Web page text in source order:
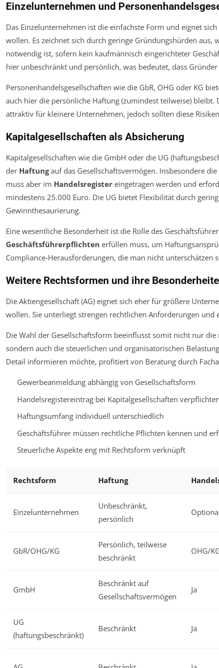
Einzelunternehmen und
Das Einzelunternehmen ist die einfachste Form und eignet
wollen. Es zeichnet sich durch geringe Gründungshürden aus,
notwendig ist, sofern kein kaufmännisch eingerichteter
hier unbeschränkt und persönlich, was bedeutet, dass
Personenhandelsgesellschaften wie die GbR, OHG oder KG
auch hier die persönliche Haftung (zumindest teilweise)
attraktiv für kleinere Unternehmen, jedoch sollten diese
Kapitalgesellschaften als Absicherung
Kapitalgesellschaften wie die GmbH oder die UG
der Haftungauf das Gesellschaftsvermögen. Insbesondere
muss aber im Handelsregister eingetragen werden und
mindestens 25.000 Euro. Die UG bietet Flexibilität durch
Gewinnthesaurierung.
Eine wesentliche Besonderheit ist die Rolle des
Geschäftsführerpflichten erfüllen muss, um
Compliance-Herausforderungen, die man nicht unterschätzen
Weitere Rechtsformen und ihre
Die Aktiengesellschaft (AG) eignet sich eher für größere
wollen. Sie unterliegt strengen rechtlichen Anforderungen und
Die Wahl der Gesellschaftsform beeinflusst somit nicht nur
sondern auch die steuerlichen und organisatorischen
Detail informieren möchte, profitiert von Beratung durch
Gewerbeanmeldung abhängig von Gesellschaftsform
Handelsregistereintrag bei Kapitalgesellschaften
Haftungsumfang individuell unterschiedlich
Geschäftsführer müssen rechtliche Pflichten kennen und
Steuerliche Aspekte eng mit Rechtsform verknüpft
Rechtsform Haftung
Einzelunternehmen
Unbeschränkt,
persönlich
GbR/OHG/KG
Persönlich, teilweise
beschränkt
OHG/
GmbH
Beschränkt auf
Gesellschaftsvermögen
Ja
UG
(haftungsbeschränkt)
Beschränkt Ja